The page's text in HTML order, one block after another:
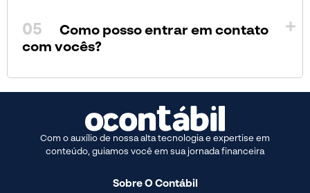
05
Como posso entrar em contato
com vocês?
Com o auxílio de nossa alta tecnologia e expertise em
conteúdo, guiamos você em sua jornada financeira
Sobre O Contábil